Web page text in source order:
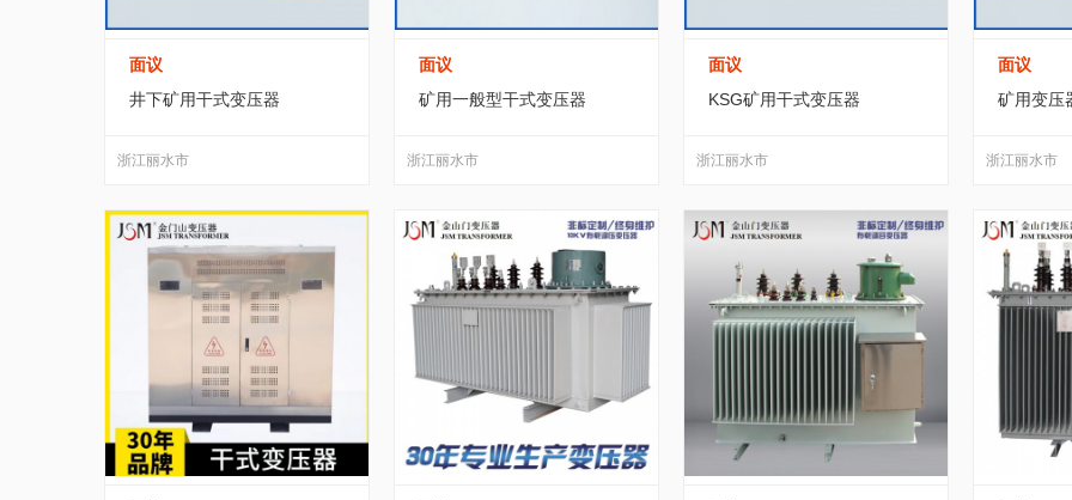
面议
井下矿用干式变压器
浙江丽水市
面议
矿用一般型干式变压器
浙江丽水市
面议
KSG矿用干式变压器
浙江丽水市
面议
矿用变压
浙江丽水市